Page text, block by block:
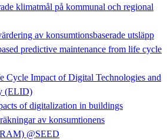
klimatmål på kommunal och regional
av konsumtionsbaserade utsläpp
predictive maintenance from life cycle
Cycle Impact of Digital Technologies and
(ELID)
of digitalization in buildings
av konsumtionens
@SEED